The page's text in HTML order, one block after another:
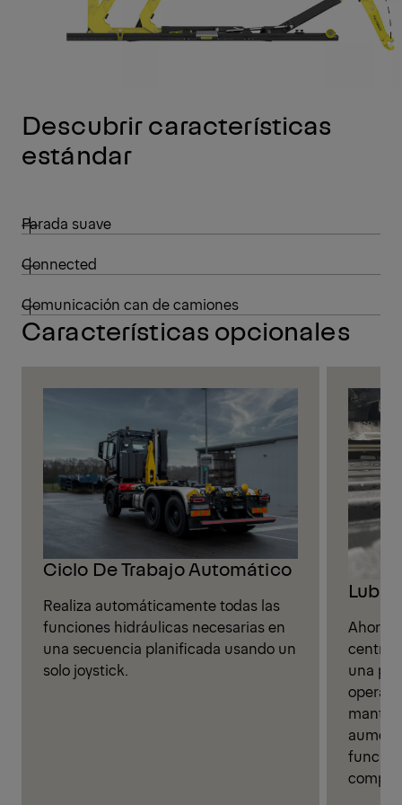
Descubrir características
estándar
Parada suave
Connected
Comunicación can de camiones
Características opcionales
Ciclo De Trabajo Automático
Realiza automáticamente todas las
funciones hidráulicas necesarias en
una secuencia planificada usando un
solo joystick.
Ahorre
central
una